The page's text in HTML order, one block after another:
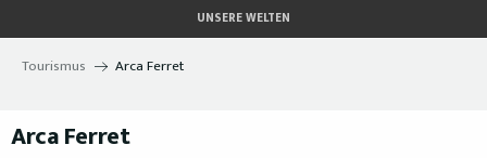
au
contenu
UNSERE WELTEN
Tourismus Arca Ferret
Arca Ferret